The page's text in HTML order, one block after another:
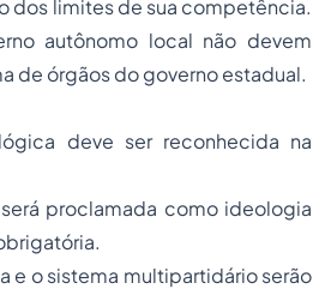
dos limites de sua competência.
autônomo local não devem
de órgãos do governo estadual.
deve ser reconhecida na
proclamada como ideologia
e o sistema multipartidário serão